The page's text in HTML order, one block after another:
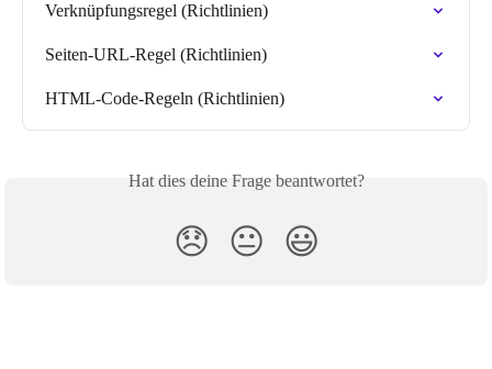
Verknüpfungsregel (Richtlinien)
Seiten-URL-Regel (Richtlinien)
HTML-Code-Regeln (Richtlinien)
Hat dies deine Frage beantwortet?
😞 😐 😃